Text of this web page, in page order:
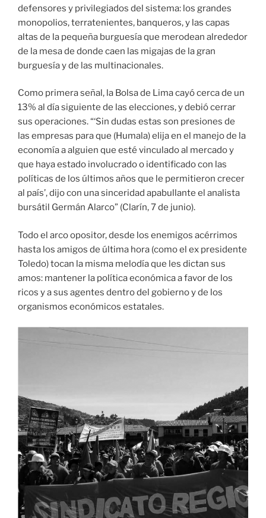
defensores y privilegiados del sistema: los grandes
monopolios, terratenientes, banqueros, y las capas
altas de la pequeña burguesía que merodean alrededor
de la mesa de donde caen las migajas de la gran
burguesía y de las multinacionales.
Como primera señal, la Bolsa de Lima cayó cerca de un
13% al día siguiente de las elecciones, y debió cerrar
sus operaciones. “‘Sin dudas estas son presiones de
las empresas para que (Humala) elija en el manejo de la
economía a alguien que esté vinculado al mercado y
que haya estado involucrado o identificado con las
políticas de los últimos años que le permitieron crecer
al país’, dijo con una sinceridad apabullante el analista
bursátil Germán Alarco” (Clarín, 7 de junio).
Todo el arco opositor, desde los enemigos acérrimos
hasta los amigos de última hora (como el ex presidente
Toledo) tocan la misma melodía que les dictan sus
amos: mantener la política económica a favor de los
ricos y a sus agentes dentro del gobierno y de los
organismos económicos estatales.